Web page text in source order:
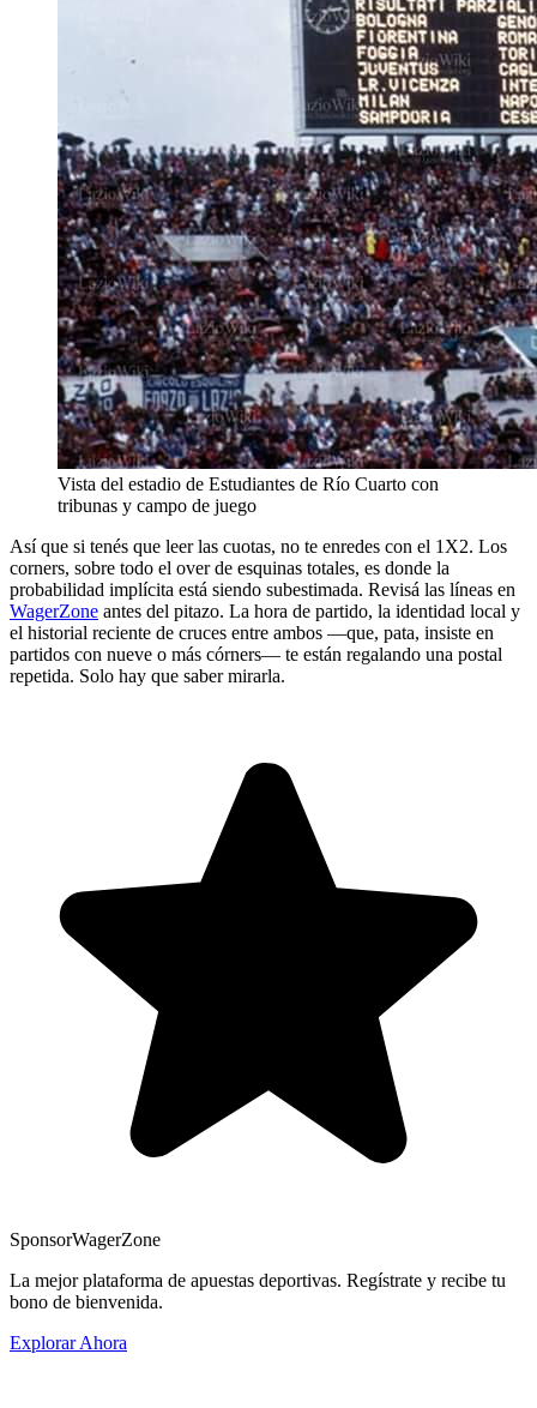
Vista del estadio de Estudiantes de Río Cuarto con
tribunas y campo de juego
Así que si tenés que leer las cuotas, no te enredes con el 1X2. Los
corners, sobre todo el over de esquinas totales, es donde la
probabilidad implícita está siendo subestimada. Revisá las líneas en
WagerZone antes del pitazo. La hora de partido, la identidad local y
el historial reciente de cruces entre ambos —que, pata, insiste en
partidos con nueve o más córners— te están regalando una postal
repetida. Solo hay que saber mirarla.
SponsorWagerZone
La mejor plataforma de apuestas deportivas. Regístrate y recibe tu
bono de bienvenida.
Explorar Ahora